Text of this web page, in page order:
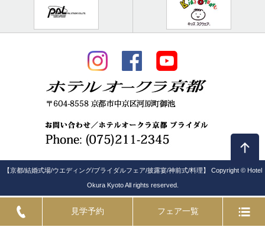
見学予約 フェア一覧
【京都/結婚式場/ウエディング/ブライダルフェア/披露宴/神前式/料理】 Copyright © Hotel
Okura Kyoto All rights reserved.